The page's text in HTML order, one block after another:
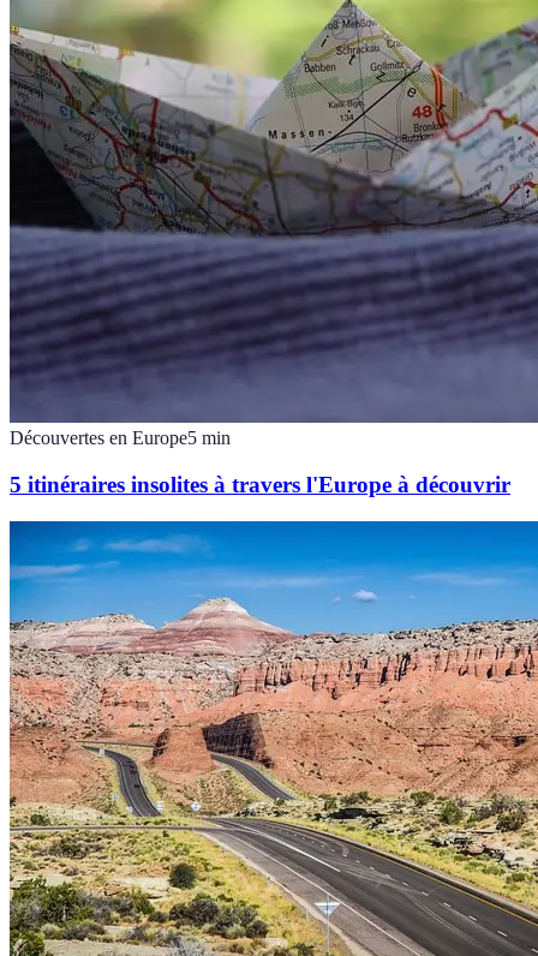
Découvertes en Europe5 min
5 itinéraires insolites à travers l'Europe à découvrir